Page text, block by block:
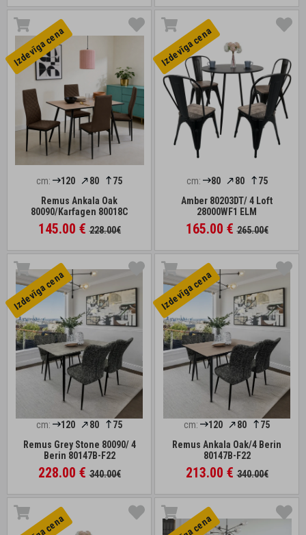
Izdevīga cena
cm: 120 80
75
Remus Ankala Oak
80090/Karfagen 80018C
145.00 €228.00€
Izdevīga cena
cm: 80 80
75
Amber 80203DT/ 4 Loft
28000WF1 ELM
165.00 €265.00€
Izdevīga cena
cm: 120 80
75
Remus Grey Stone 80090/ 4
Berin 80147B-F22
228.00 €340.00€
Izdevīga cena
cm: 120 80
75
Remus Ankala Oak/4 Berin
80147B-F22
213.00 €340.00€